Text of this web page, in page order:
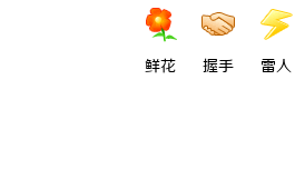
鲜花 握手 雷人